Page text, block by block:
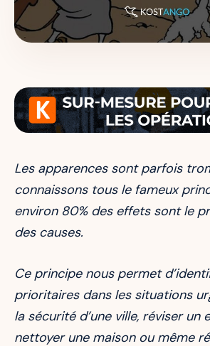
Les apparences sont parfois
connaissons tous le fameux
environ 80% des effets sont le
des causes.
Ce principe nous permet
prioritaires dans les situations
la sécurité d’une ville, réviser un
nettoyer une maison ou même